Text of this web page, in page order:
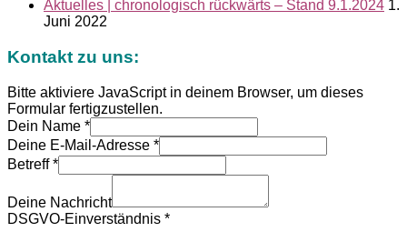
Aktuelles | chronologisch rückwärts – Stand 9.1.2024 1.
Juni 2022
Kontakt zu uns:
Bitte aktiviere JavaScript in deinem Browser, um dieses
Formular fertigzustellen.
Dein Name *
Deine E-Mail-Adresse *
Betreff*
Deine Nachricht
DSGVO-Einverständnis *